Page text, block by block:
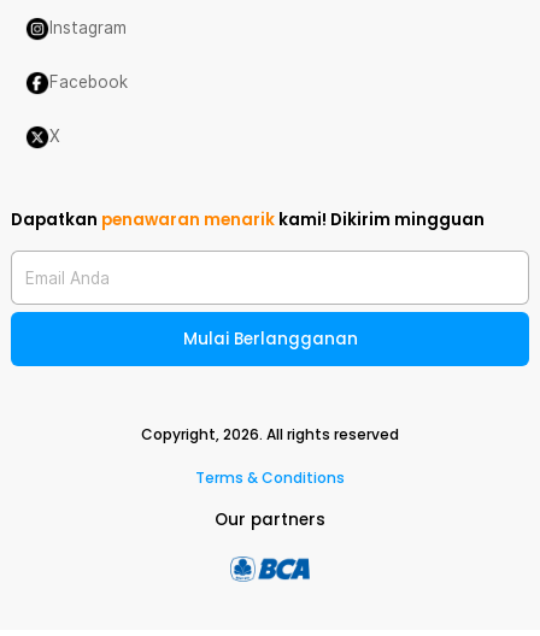
Instagram
Facebook
X
Dapatkan penawaran menarik kami! Dikirim mingguan
Email Anda
Mulai Berlangganan
Copyright,2026. All rights reserved
Terms & Conditions
Our partners